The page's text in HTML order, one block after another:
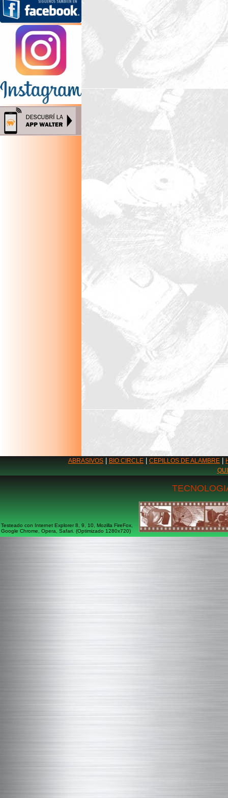
ABRASIVOS BIO CIRCLE CEPILLOS DE ALAMBRE
Testeado con Internet Explorer 8, 9, 10, Mozilla FireFox,
Google Chrome, Opera, Safari. (Optimizado 1280x720)